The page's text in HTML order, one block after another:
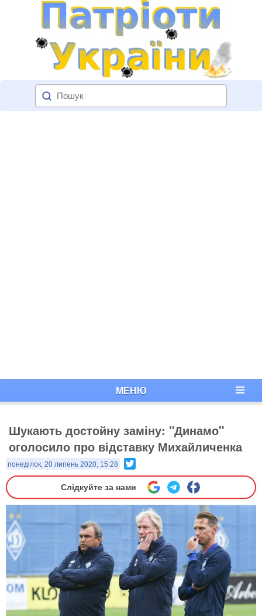
МЕНЮ
Шукають достойну заміну: "Динамо"
оголосило про відставку Михайличенка
понеділок, 20 липень 2020, 15:28
Слідкуйте за нами
×
СЛІДКУЙТЕ ЗА НАМИ!